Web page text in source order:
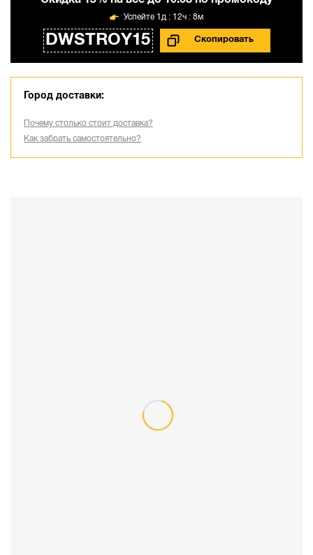
DWSTROY15
1д : 12ч : 8м
Город доставки:
Почему столько стоит доставка?
Как забрать самостоятельно?